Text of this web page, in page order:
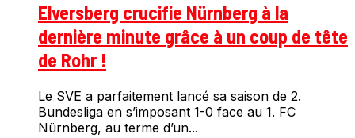
Elversberg crucifie Nürnberg à la
dernière minute grâce à un coup de tête
de Rohr !
Le SVE a parfaitement lancé sa saison de 2.
Bundesliga en s’imposant 1-0 face au 1. FC
Nürnberg, au terme d’un...